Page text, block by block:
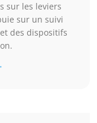
sur les leviers
sur un suivi
des dispositifs